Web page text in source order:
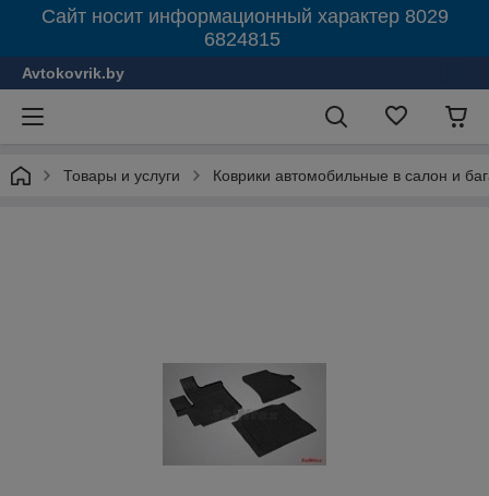
Сайт носит информационный характер 8029
6824815
Avtokovrik.by
Товары и услуги Коврики автомобильные в салон и